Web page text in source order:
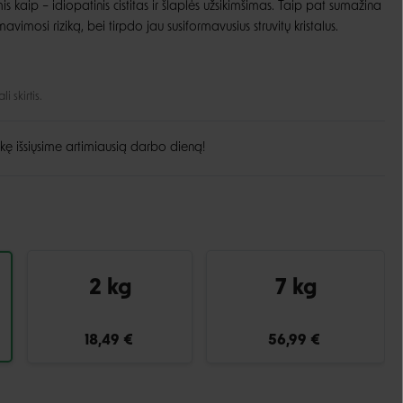
Guoliai ir patiesimai
Dubenėliai ir maitinimas
kaip – idiopatinis cistitas ir šlaplės užsikimšimas. Taip pat sumažina
riziką, bei tirpdo jau susiformavusius struvitų kristalus.
skirtis.
išsiųsime artimiausią darbo dieną!
2 kg
18,49 €
7 kg
56,99 €